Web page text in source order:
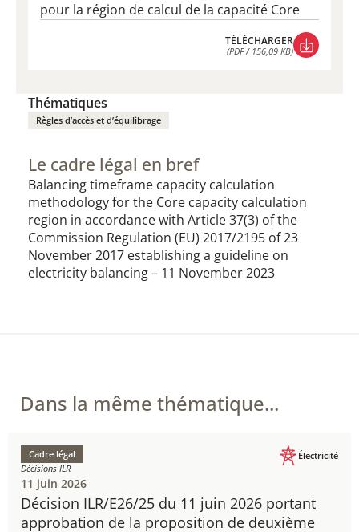
pour la région de calcul de la capacité Core
TÉLÉCHARGER
(PDF / 156,09 KB)
Thématiques
Règles d’accès et d’équilibrage
Le cadre légal en bref
Balancing timeframe capacity calculation
methodology for the Core capacity calculation
region in accordance with Article 37(3) of the
Commission Regulation (EU) 2017/2195 of 23
November 2017 establishing a guideline on
electricity balancing – 11 November 202​3
Dans la même thématique...
Décision ILR/E26/25 du 11 juin 2026 portant
approbation de la proposition de deuxième
Cadre légal
Décisions ILR
Électricité
11 juin 2026